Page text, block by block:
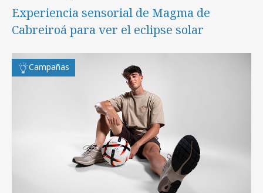
Experiencia sensorial de Magma de
Cabreiroá para ver el eclipse solar
Campañas